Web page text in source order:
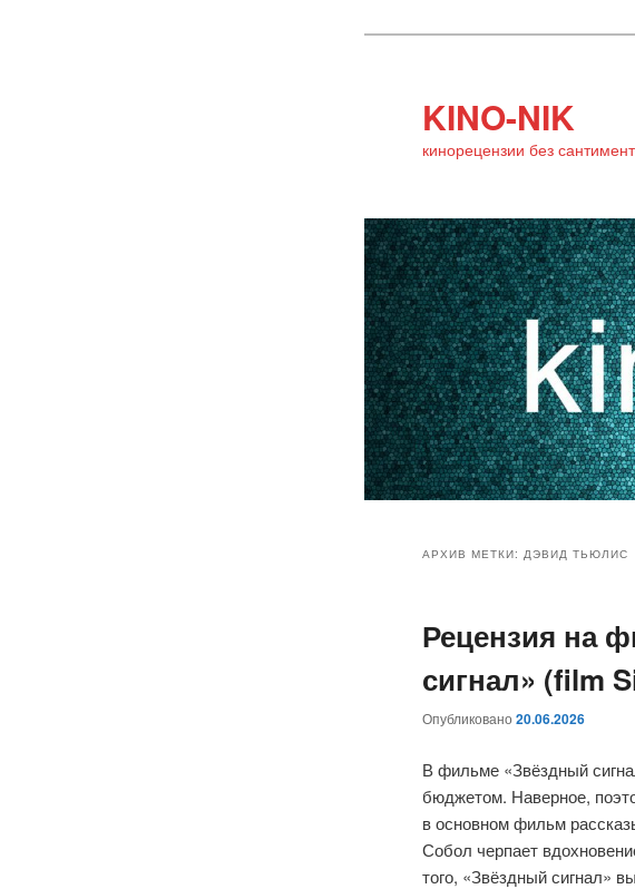
KINO-NIK
кинорецензии без
основному
содержимому
дополнительному
содержимому
АРХИВ МЕТКИ: ДЭВИД ТЬЮЛИС
Рецензия на
сигнал» (film
Опубликовано20.06.2026
В фильме «Звёздный
бюджетом. Наверное,
в основном фильм
Собол черпает
того, «Звёздный сигнал»